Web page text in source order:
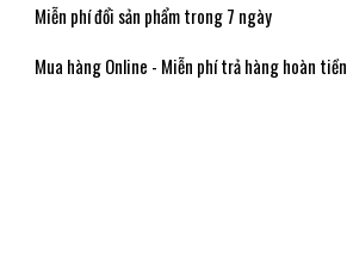
Miễn phí đổi sản phẩm trong 7 ngày
Mua hàng Online - Miễn phí trả hàng hoàn